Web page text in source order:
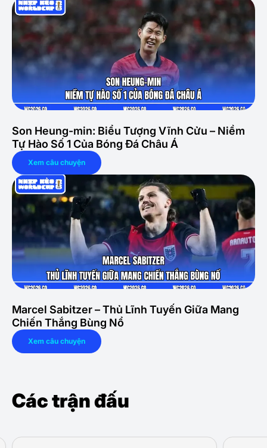
Son Heung-min: Biểu Tượng Vĩnh Cửu – Niềm
Tự Hào Số 1 Của Bóng Đá Châu Á
Xem câu chuyện
Marcel Sabitzer – Thủ Lĩnh Tuyến Giữa Mang
Chiến Thắng Bùng Nổ
Xem câu chuyện
Các trận đấu